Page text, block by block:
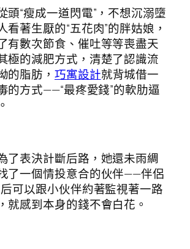
“瘦成一道閃電”，不想沉溺墮
看著生厭的“五花肉”的胖姑娘，
有數次節食、催吐等等喪盡天
極的減肥方式，清楚了認識流
的脂肪， 巧寓設計就背城借一
的方式——“最疼愛錢”的軟肋逼
表決計斷后路，她還未雨綢
了一個情投意合的伙伴——伴侶
可以跟小伙伴約著監視著一路
就感到本身的錢不會白花。